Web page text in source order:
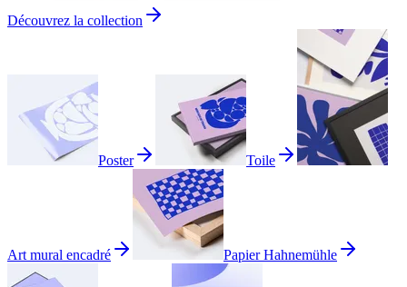
Découvrez la collection
Poster Toile
Art mural encadré Papier Hahnemühle